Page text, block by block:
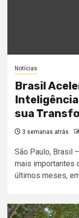
Notícias
Brasil
sua
3 semanas atrás
São Paulo, Brasil
mais importantes
últimos meses,